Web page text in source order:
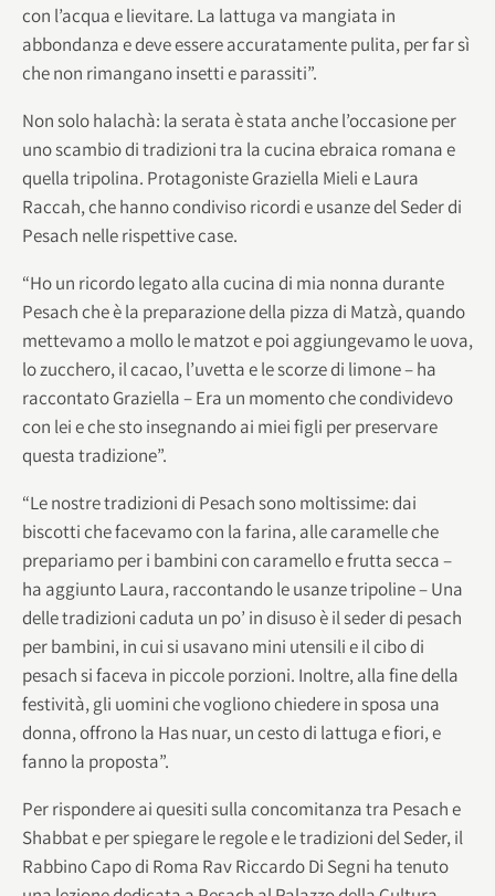
con l’acqua e lievitare. La lattuga va mangiata in
abbondanza e deve essere accuratamente pulita, per far sì
che non rimangano insetti e parassiti”.
Non solo halachà: la serata è stata anche l’occasione per
uno scambio di tradizioni tra la cucina ebraica romana e
quella tripolina. Protagoniste Graziella Mieli e Laura
Raccah, che hanno condiviso ricordi e usanze del Seder di
Pesach nelle rispettive case.
“Ho un ricordo legato alla cucina di mia nonna durante
Pesach che è la preparazione della pizza di Matzà, quando
mettevamo a mollo le matzot e poi aggiungevamo le uova,
lo zucchero, il cacao, l’uvetta e le scorze di limone – ha
raccontato Graziella – Era un momento che condividevo
con lei e che sto insegnando ai miei figli per preservare
questa tradizione”.
“Le nostre tradizioni di Pesach sono moltissime: dai
biscotti che facevamo con la farina, alle caramelle che
prepariamo per i bambini con caramello e frutta secca –
ha aggiunto Laura, raccontando le usanze tripoline – Una
delle tradizioni caduta un po’ in disuso è il seder di pesach
per bambini, in cui si usavano mini utensili e il cibo di
pesach si faceva in piccole porzioni. Inoltre, alla fine della
festività, gli uomini che vogliono chiedere in sposa una
donna, offrono la Has nuar, un cesto di lattuga e fiori, e
fanno la proposta”.
Per rispondere ai quesiti sulla concomitanza tra Pesach e
Shabbat e per spiegare le regole e le tradizioni del Seder, il
Rabbino Capo di Roma Rav Riccardo Di Segni ha tenuto